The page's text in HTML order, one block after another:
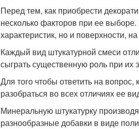
Перед тем, как приобрести
несколько факторов при ее
характеристик, но и поверхности,
Каждый вид штукатурной смеси
сыграть существенную роль при их
Для того чтобы ответить на
разобраться во всех отличиях ее
Минеральную штукатурку
разнообразные добавки в виде